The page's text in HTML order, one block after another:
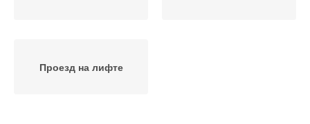
Проезд на лифте